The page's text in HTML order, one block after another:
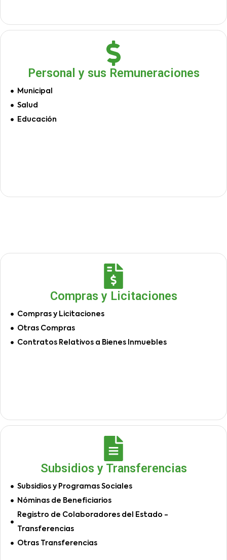
Personal y sus Remuneraciones
Municipal
Salud
Educación
Compras y Licitaciones
Compras y Licitaciones
Otras Compras
Contratos Relativos a Bienes Inmuebles
Subsidios y Transferencias
Subsidios y Programas Sociales
Nóminas de Beneficiarios
Registro de Colaboradores del Estado -
Transferencias
Otras Transferencias